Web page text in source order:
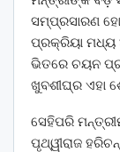
ସମ୍ପ୍ରସାରଣ
ପ୍ରକ୍ରିୟା ମଧ୍ୟ
ଭିତରେ ଚୟନ
ଖୁବଶୀଘ୍ର ଏହା
ସେହିପରି
ପୃଥ୍ୱୀରାଜ